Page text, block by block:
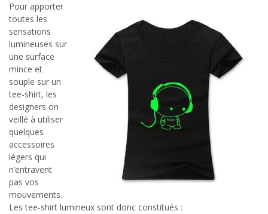
Pour apporter
toutes les
sensations
lumineuses sur
une surface
mince et
souple sur un
tee-shirt, les
designers on
veillé à utiliser
quelques
accessoires
légers qui
n’entravent
pas vos
mouvements.
Les tee-shirt lumineux sont donc constitués :